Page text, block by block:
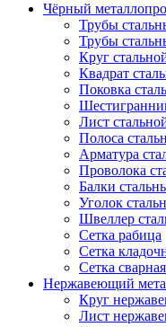
Чёрный
Трубы
Трубы
Круг
Квадрат
Поковка
Лист
Полоса
Арматура
Проволока
Балки
Уголок
Швеллер
Сетка рабица
Сетка
Сетка сварная
Нержавеющий
Круг
Лист